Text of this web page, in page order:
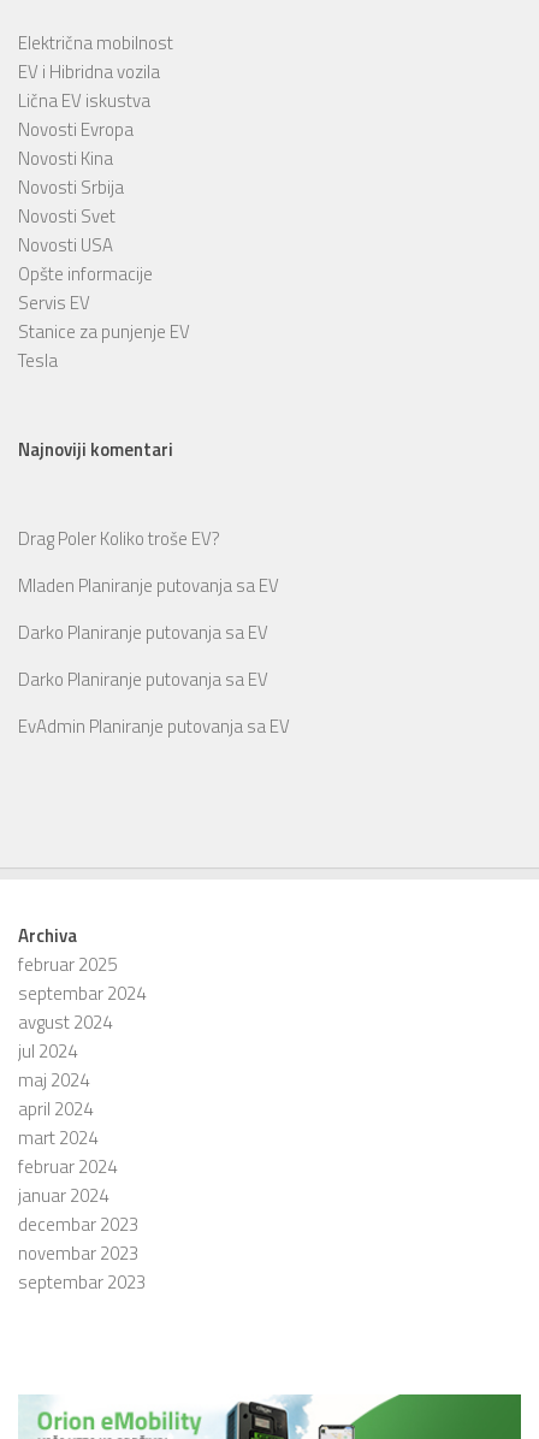
Električna mobilnost
EV i Hibridna vozila
Lična EV iskustva
Novosti Evropa
Novosti Kina
Novosti Srbija
Novosti Svet
Novosti USA
Opšte informacije
Servis EV
Stanice za punjenje EV
Tesla
Najnoviji komentari
Drag PolerKoliko troše EV?
Mladen Planiranje putovanja sa EV
Darko Planiranje putovanja sa EV
Darko Planiranje putovanja sa EV
EvAdmin Planiranje putovanja sa EV
Archiva
februar 2025
septembar 2024
avgust 2024
jul 2024
maj 2024
april 2024
mart 2024
februar 2024
januar 2024
decembar 2023
novembar 2023
septembar 2023